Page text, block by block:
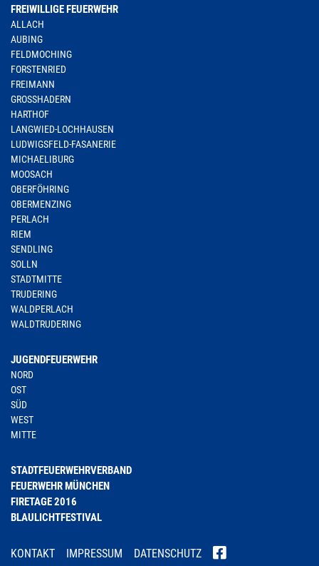
FREIWILLIGE FEUERWEHR
ALLACH
AUBING
FELDMOCHING
FORSTENRIED
FREIMANN
GROSSHADERN
HARTHOF
LANGWIED-LOCHHAUSEN
LUDWIGSFELD-FASANERIE
MICHAELIBURG
MOOSACH
OBERFÖHRING
OBERMENZING
PERLACH
RIEM
SENDLING
SOLLN
STADTMITTE
TRUDERING
WALDPERLACH
WALDTRUDERING
JUGENDFEUERWEHR
NORD
OST
SÜD
WEST
MITTE
STADTFEUERWEHRVERBAND
FEUERWEHR MÜNCHEN
FIRETAGE 2016
BLAULICHTFESTIVAL
KONTAKT IMPRESSUM DATENSCHUTZ